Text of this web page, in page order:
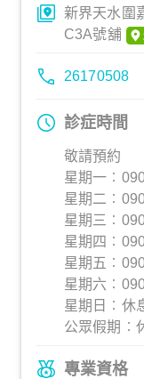
新界天水圍
C3A號舖
26170508
診症時間
敬請預約
星期一
星期二
星期三
星期四
星期五
星期六
星期日︰休
公眾假期︰
專業資格